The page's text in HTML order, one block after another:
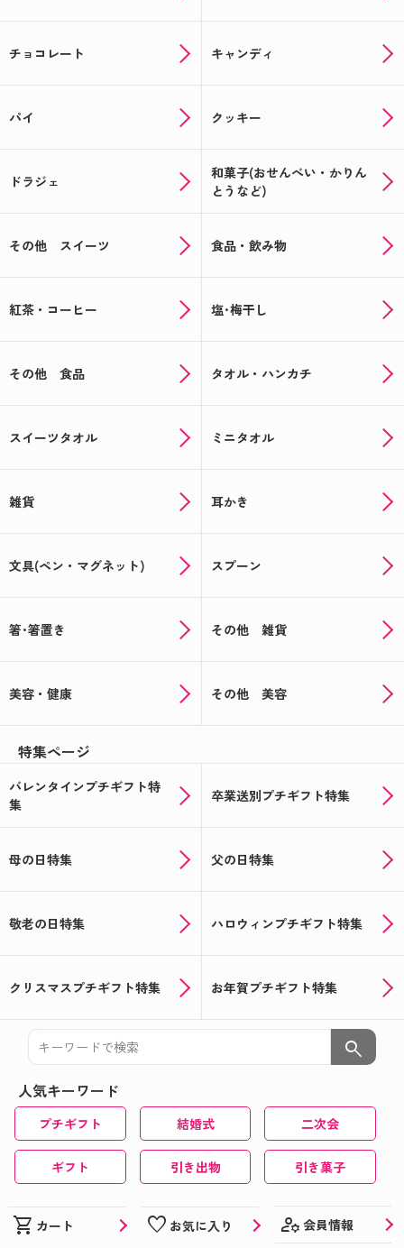
チョコレート キャンディ
パイ クッキー
ドラジェ
和菓子(おせんべい・かりん
とうなど)
その他 スイーツ 食品・飲み物
紅茶・コーヒー 塩･梅干し
その他 食品 タオル・ハンカチ
スイーツタオル ミニタオル
雑貨 耳かき
文具(ペン・マグネット) スプーン
箸･箸置き その他 雑貨
美容・健康 その他 美容
特集ページ
バレンタインプチギフト特
集
卒業送別プチギフト特集
母の日特集 父の日特集
敬老の日特集 ハロウィンプチギフト特集
クリスマスプチギフト特集 お年賀プチギフト特集
search
人気キーワード
プチギフト 結婚式 二次会
ギフト 引き出物 引き菓子
shopping_cart カート favorite お気に入り manage_accounts 会員情報